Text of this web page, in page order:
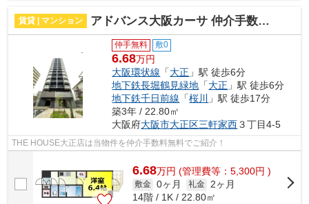
賃貸 | マンション アドバンス大阪カーサ 仲介手数料無料
仲手無料 敷0
6.68万円
大阪環状線 「大正 」駅 徒歩6分
地下鉄長堀鶴見緑地 「大正 」駅 徒歩6分
地下鉄千日前線 「桜川
」駅 徒歩17分
築3年 / 22.80㎡
大阪府大阪市大正区三軒家西３丁目4-5
THE HOUSE大正店は当物件を仲介手数料無料でご紹介！
6.68万円 (管理費等：5,300円 )
敷金 0ヶ月 礼金 2ヶ月
14階 / 1K / 22.80㎡